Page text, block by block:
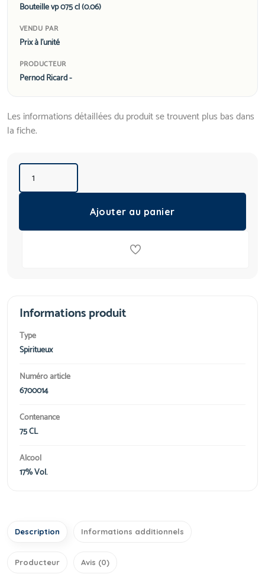
Bouteille vp 075 cl (0.06)
VENDU PAR
Prix à l'unité
PRODUCTEUR
Pernod Ricard -
Les informations détaillées du produit se trouvent plus bas dans
la fiche.
Ajouter au panier
Informations produit
Type
Spiritueux
Numéro article
6700014
Contenance
75 CL
Alcool
17% Vol.
Description Informations additionnels
Producteur Avis (0)